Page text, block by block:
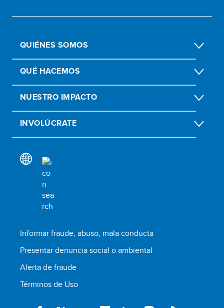
QUIÉNES SOMOS
QUÉ HACEMOS
NUESTRO IMPACTO
INVOLÚCRATE
Informar fraude, abuso, mala conducta
Presentar denuncia social o ambiental
Alerta de fraude
Términos de Uso